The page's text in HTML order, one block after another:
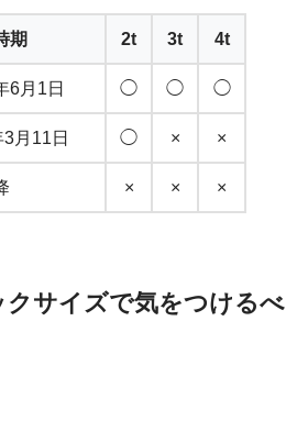
期 2t 3t 4t
6月1日 ◯ ◯ ◯
月11日 ◯ × ×
× × ×
クサイズで気をつけるべ